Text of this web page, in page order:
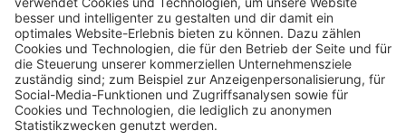
VICTORIA M
Stoffmuster für Stoffrollo nach Maß
SXL-069 schwarz, vollverdunkelnd, Rom
In den Warenkorb